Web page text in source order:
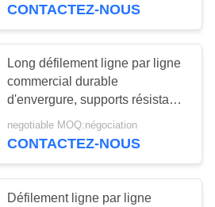
palette
78
CONTACTEZ-NOUS
Long défilement ligne par ligne
commercial durable
d'envergure, supports résistants
de stockage pour l'entrepôt
negotiable MOQ:négociation
CONTACTEZ-NOUS
Défilement ligne par ligne